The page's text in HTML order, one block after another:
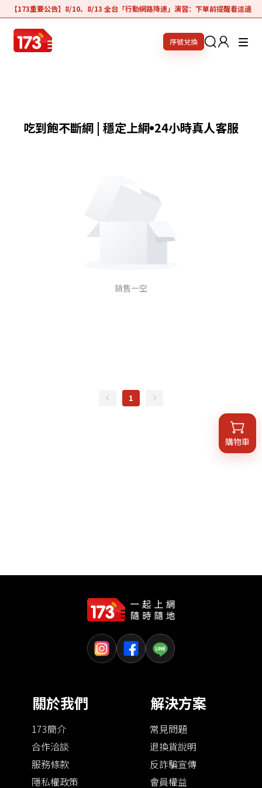
【173重要公告】8/10、8/13 全台「行動網路降速」演習：下單前提醒看這邊
序號兌換
吃到飽不斷網 | 穩定上網●24小時真人客服
銷售一空
1
關於我們
173簡介
合作洽談
服務條款
隱私權政策
解決方案
常見問題
退換貨說明
反詐騙宣傳
會員權益
購物車